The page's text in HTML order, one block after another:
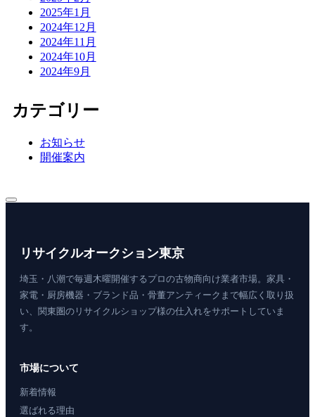
2025年1月
2024年12月
2024年11月
2024年10月
2024年9月
カテゴリー
お知らせ
開催案内
リサイクルオークション東京
埼玉・八潮で毎週木曜開催するプロの古物商向け業者市場。家具・
家電・厨房機器・ブランド品・骨董アンティークまで幅広く取り扱
い、関東圏のリサイクルショップ様の仕入れをサポートしていま
す。
市場について
新着情報
選ばれる理由